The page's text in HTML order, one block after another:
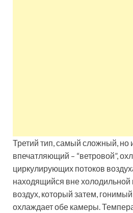
Третий тип, самый сложный, но
впечатляющий – “ветровой”,
циркулирующих потоков
находящийся вне
воздух, который затем,
охлаждает обе камеры.